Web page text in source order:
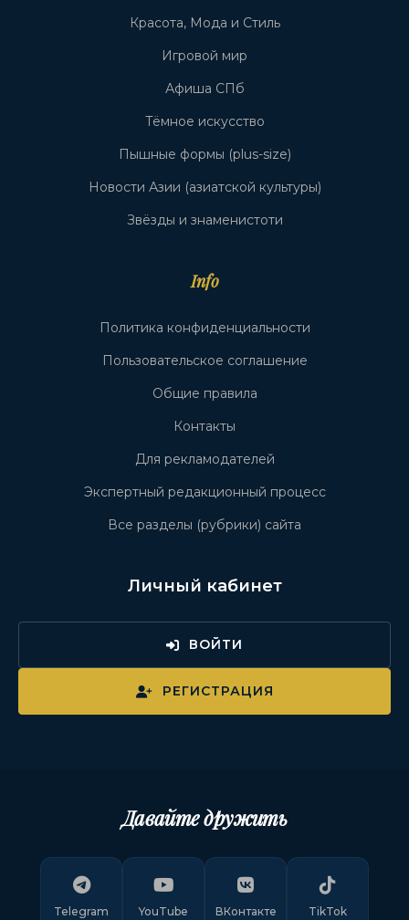
Красота, Мода и Стиль
Игровой мир
Афиша СПб
Тёмное искусство
Пышные формы (plus-size)
Новости Азии (азиатской культуры)
Звёзды и знаменистоти
Info
Политика конфиденциальности
Пользовательское соглашение
Общие правила
Контакты
Для рекламодателей
Экспертный редакционный процесс
Все разделы (рубрики) сайта
Личный кабинет
ВОЙТИ
РЕГИСТРАЦИЯ
Давайте дружить
Telegram YouTube ВКонтакте TikTok